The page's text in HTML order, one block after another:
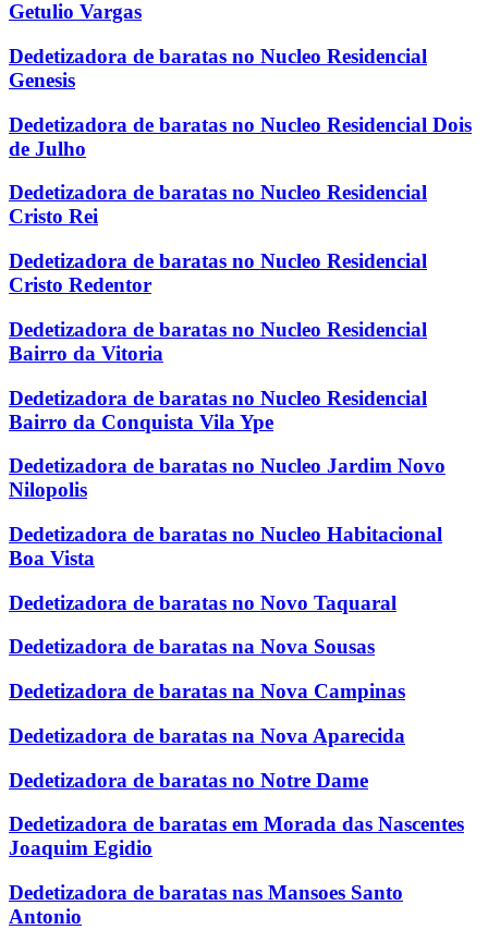
Getulio Vargas
Dedetizadora de baratas no Nucleo Residencial
Genesis
Dedetizadora de baratas no Nucleo Residencial Dois
de Julho
Dedetizadora de baratas no Nucleo Residencial
Cristo Rei
Dedetizadora de baratas no Nucleo Residencial
Cristo Redentor
Dedetizadora de baratas no Nucleo Residencial
Bairro da Vitoria
Dedetizadora de baratas no Nucleo Residencial
Bairro da Conquista Vila Ype
Dedetizadora de baratas no Nucleo Jardim Novo
Nilopolis
Dedetizadora de baratas no Nucleo Habitacional
Boa Vista
Dedetizadora de baratas no Novo Taquaral
Dedetizadora de baratas na Nova Sousas
Dedetizadora de baratas na Nova Campinas
Dedetizadora de baratas na Nova Aparecida
Dedetizadora de baratas no Notre Dame
Dedetizadora de baratas em Morada das Nascentes
Joaquim Egidio
Dedetizadora de baratas nas Mansoes Santo
Antonio